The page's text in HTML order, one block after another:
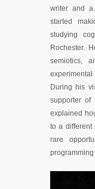
writer and
started
studying
Rochester.
semiotics,
During his
supporter of
explained
to a different
rare
programming